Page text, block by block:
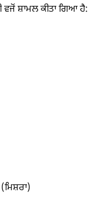
ਵਜੋਂ ਸ਼ਾਮਲ ਕੀਤਾ ਗਿਆ ਹੈ: